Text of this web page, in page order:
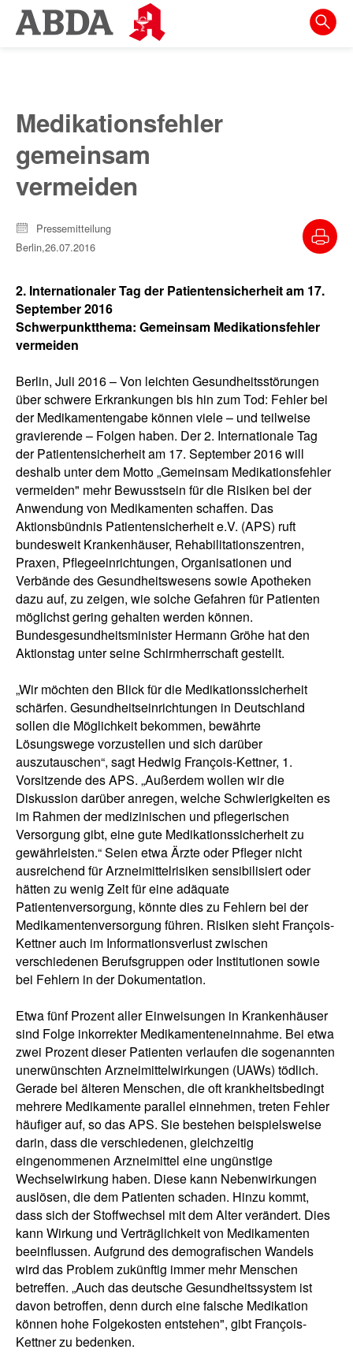
Springe
direkt
zur
Meta-
Navigation
Inhalt
zur
Medikationsfehler
gemeinsam
vermeiden
Pressemitteilung
Berlin,26.07.2016
2. Internationaler Tag der Patientensicherheit am 17.
September 2016
Schwerpunktthema: Gemeinsam Medikationsfehler
vermeiden
Berlin, Juli 2016 – Von leichten Gesundheitsstörungen
über schwere Erkrankungen bis hin zum Tod: Fehler bei
der Medikamentengabe können viele – und teilweise
gravierende – Folgen haben. Der 2. Internationale Tag
der Patientensicherheit am 17. September 2016 will
deshalb unter dem Motto „Gemeinsam Medikationsfehler
vermeiden" mehr Bewusstsein für die Risiken bei der
Anwendung von Medikamenten schaffen. Das
Aktionsbündnis Patientensicherheit e.V. (APS) ruft
bundesweit Krankenhäuser, Rehabilitationszentren,
Praxen, Pflegeeinrichtungen, Organisationen und
Verbände des Gesundheitswesens sowie Apotheken
dazu auf, zu zeigen, wie solche Gefahren für Patienten
möglichst gering gehalten werden können.
Bundesgesundheitsminister Hermann Gröhe hat den
Aktionstag unter seine Schirmherrschaft gestellt.
„Wir möchten den Blick für die Medikationssicherheit
schärfen. Gesundheitseinrichtungen in Deutschland
sollen die Möglichkeit bekommen, bewährte
Lösungswege vorzustellen und sich darüber
auszutauschen“, sagt Hedwig François-Kettner, 1.
Vorsitzende des APS. „Außerdem wollen wir die
Diskussion darüber anregen, welche Schwierigkeiten es
im Rahmen der medizinischen und pflegerischen
Versorgung gibt, eine gute Medikationssicherheit zu
gewährleisten.“ Seien etwa Ärzte oder Pfleger nicht
ausreichend für Arzneimittelrisiken sensibilisiert oder
hätten zu wenig Zeit für eine adäquate
Patientenversorgung, könnte dies zu Fehlern bei der
Medikamentenversorgung führen. Risiken sieht François-
Kettner auch im Informationsverlust zwischen
verschiedenen Berufsgruppen oder Institutionen sowie
bei Fehlern in der Dokumentation.
Etwa fünf Prozent aller Einweisungen in Krankenhäuser
sind Folge inkorrekter Medikamenteneinnahme. Bei etwa
zwei Prozent dieser Patienten verlaufen die sogenannten
unerwünschten Arzneimittelwirkungen (UAWs) tödlich.
Gerade bei älteren Menschen, die oft krankheitsbedingt
mehrere Medikamente parallel einnehmen, treten Fehler
häufiger auf, so das APS. Sie bestehen beispielsweise
darin, dass die verschiedenen, gleichzeitig
eingenommenen Arzneimittel eine ungünstige
Wechselwirkung haben. Diese kann Nebenwirkungen
auslösen, die dem Patienten schaden. Hinzu kommt,
dass sich der Stoffwechsel mit dem Alter verändert. Dies
kann Wirkung und Verträglichkeit von Medikamenten
beeinflussen. Aufgrund des demografischen Wandels
wird das Problem zukünftig immer mehr Menschen
betreffen. „Auch das deutsche Gesundheitssystem ist
davon betroffen, denn durch eine falsche Medikation
können hohe Folgekosten entstehen", gibt François-
Kettner zu bedenken.